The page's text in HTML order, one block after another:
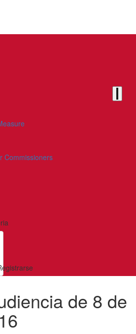
Commissioners
de 8 de